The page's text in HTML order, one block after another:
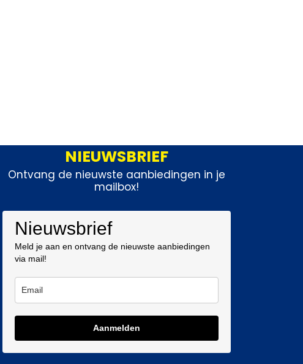
NIEUWSBRIEF
Ontvang de nieuwste aanbiedingen in je
mailbox!
Nieuwsbrief
Meld je aan en ontvang de nieuwste aanbiedingen
via mail!
Aanmelden